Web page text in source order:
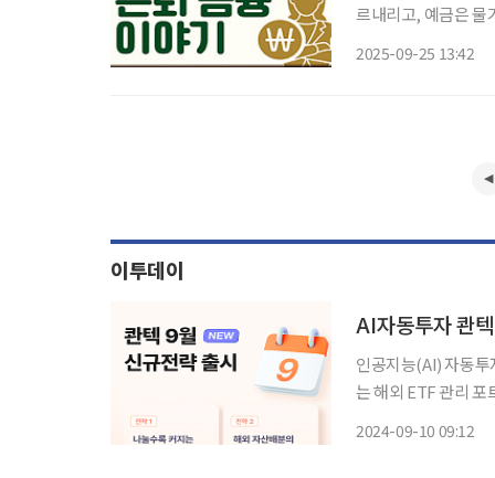
르내리고, 예금은 물
2025-09-25 13:42
이투데이
AI자동투자 콴
인공지능(AI) 자동
는 해외 ETF 관리 포트
2024-09-10 09:12